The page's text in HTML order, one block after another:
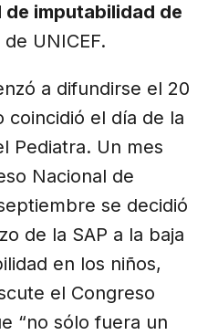
de imputabilidad de
UNICEF.
a difundirse el 20
coincidió el día de la
Pediatra. Un mes
Nacional de
se decidió
de la SAP a la baja
en los niños,
el Congreso
“no sólo fuera un